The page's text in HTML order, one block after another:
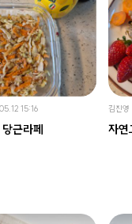
15:16
근라페
김진영
자연